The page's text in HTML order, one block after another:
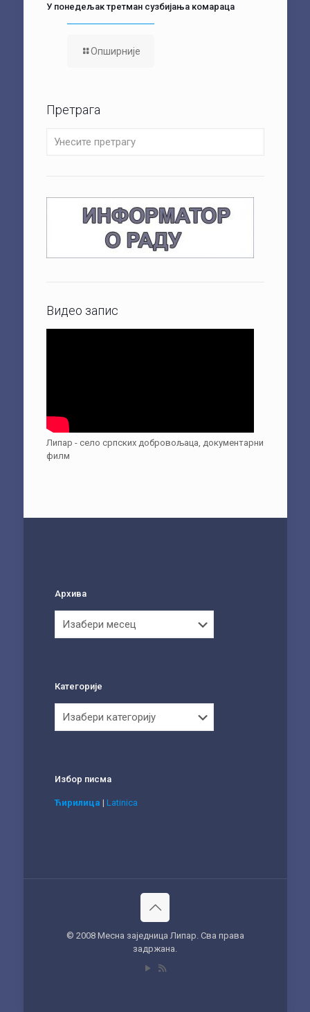
У понедељак третман сузбијања комараца
Опширније
Претрага
Видео запис
Липар - село српских добровољаца, документарни
филм
Архива
Категорије
Избор писма
Ћирилица | Latinica
© 2008 Месна заједница Липар. Сва права
задржана.